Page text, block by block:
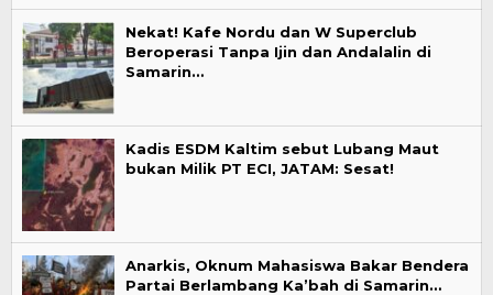
Nekat! Kafe Nordu dan W Superclub
Beroperasi Tanpa Ijin dan Andalalin di
Samarin…
Kadis ESDM Kaltim sebut Lubang Maut
bukan Milik PT ECI, JATAM: Sesat!
Anarkis, Oknum Mahasiswa Bakar Bendera
Partai Berlambang Ka’bah di Samarin…